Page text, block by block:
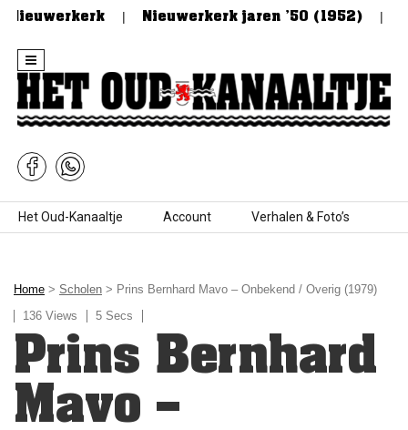
Nieuwerkerk jaren ’50 (1952)
Skip to content
Het Oud-Kanaaltje Account Verhalen & Foto’s
Home > Scholen > Prins Bernhard Mavo – Onbekend / Overig (1979)
136 Views
5 Secs
Prins Bernhard
Mavo –